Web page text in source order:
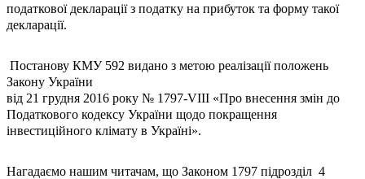
податкової декларації з податку на прибуток та форму такої
декларації.
Постанову КМУ 592 видано з метою реалізації положень
Закону України
від 21 грудня 2016 року № 1797-VIII «Про внесення змін до
Податкового кодексу України щодо покращення
інвестиційного клімату в Україні».
Нагадаємо нашим читачам, що Законом 1797 підрозділ 4